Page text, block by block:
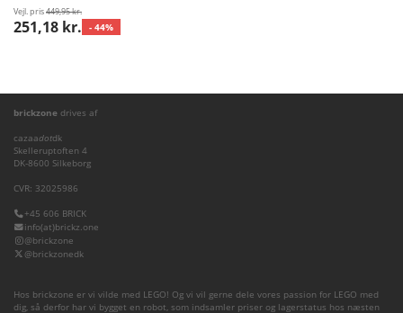
Vejl. pris449,95 kr.
251,18 kr. - 44%
brickzone drives af
cazaadotdk
Skelleruptoften 4
DK-8600 Silkeborg
CVR: 32025986
+45 606 BRICK
info(at)brickz.one
@brickzone
@brickzonedk
Hos brickzone er vi vilde med LEGO! Og vi vil gerne dele vores passion for LEGO med
dig, så derfor har vi bygget en robot, som indsamler priser og lagerstatus hos næsten